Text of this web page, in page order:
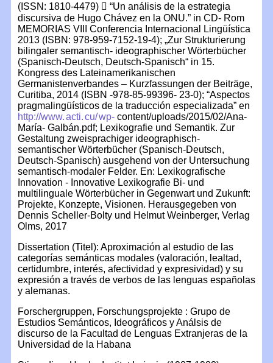
(ISSN: 1810-4479)  “Un análisis de la estrategia
discursiva de Hugo Chávez en la ONU.” in CD- Rom
MEMORIAS VIII Conferencia Internacional Lingüística
2013 (ISBN: 978-959-7152-19-4); „Zur Strukturierung
bilingaler semantisch- ideographischer Wörterbücher
(Spanisch-Deutsch, Deutsch-Spanisch“ in 15.
Kongress des Lateinamerikanischen
Germanistenverbandes – Kurzfassungen der Beiträge,
Curitiba, 2014 (ISBN -978-85-99396- 23-0); “Aspectos
pragmalingüísticos de la traducción especializada” en
http://www.acti.cu/wp- content/uploads/2015/02/Ana-
María- Galbán.pdf; Lexikografie und Semantik. Zur
Gestaltung zweisprachiger ideographisch-
semantischer Wörterbücher (Spanisch-Deutsch,
Deutsch-Spanisch) ausgehend von der Untersuchung
semantisch-modaler Felder. En: Lexikografische
Innovation - Innovative Lexikografie Bi- und
multilinguale Wörterbücher in Gegenwart und Zukunft:
Projekte, Konzepte, Visionen. Herausgegeben von
Dennis Scheller-Bolty und Helmut Weinberger, Verlag
Olms, 2017
Dissertation (Titel): Aproximación al estudio de las
categorías semánticas modales (valoración, lealtad,
certidumbre, interés, afectividad y expresividad) y su
expresión a través de verbos de las lenguas españolas
y alemanas.
Forschergruppen, Forschungsprojekte : Grupo de
Estudios Semánticos, Ideográficos y Análsis de
discurso de la Facultad de Lenguas Extranjeras de la
Universidad de la Habana